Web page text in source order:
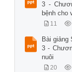
3 -
bệnh cho
11
Bài giảng
3 -
nuôi
20